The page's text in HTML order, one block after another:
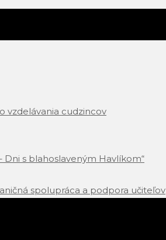
vzdelávania cudzincov
Dni s blahoslaveným Havlíkom“
spolupráca a podpora učiteľov